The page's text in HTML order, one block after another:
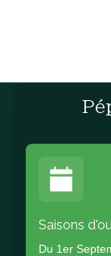
Saisons
Du 1er